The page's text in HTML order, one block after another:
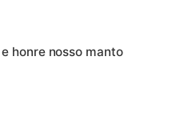
honre nosso manto